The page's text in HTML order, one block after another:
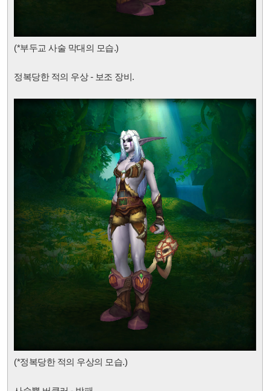
(*부두교 사술 막대의 모습.)
정복당한 적의 우상 - 보조 장비.
(*정복당한 적의 우상의 모습.)